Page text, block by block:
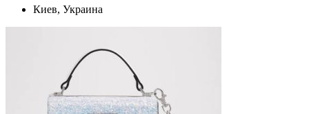
Киев, Украина